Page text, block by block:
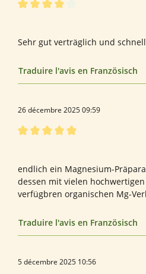
Sehr gut verträglich und
Traduire l'avis en Französisch
26 décembre 2025 09:59
endlich ein Magnesium-
dessen mit vielen
verfügbren organischen Mg-
Traduire l'avis en Französisch
5 décembre 2025 10:56